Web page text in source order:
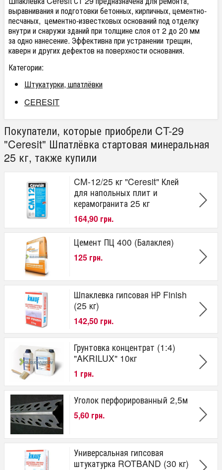
выравнивания и подготовки бетонных, кирпичных, цементно-
песчаных, цементно-известковых оснований под отделку
внутри и снаружи зданий при толщине слоя от 2 до 20 мм
за одно нанесение. Эффективна при устранении трещин,
каверн и других дефектов на поверхности основания.
Категории:
Штукатурки, шпатлёвки
CERESIT
Покупатели, которые приобрели CT-29
"Ceresit" Шпатлёвка стартовая минеральная
25 кг, также купили
CM-12/25 кг "Ceresit" Клей
для напольных плит и
керамогранита 25 кг
164,90 грн.
Цемент ПЦ 400 (Балаклея)
125 грн.
Шпаклевка гипсовая НР Finish
(25 кг)
142,50 грн.
Грунтовка концентрат (1:4)
"AKRILUX" 10кг
1 грн.
Уголок перфорированный 2,5м
5,60 грн.
Универсальная гипсовая
штукатурка ROTBAND (30 кг)